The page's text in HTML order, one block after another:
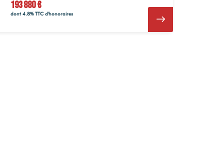
193 880 €
dont 4.8% TTC d'honoraires